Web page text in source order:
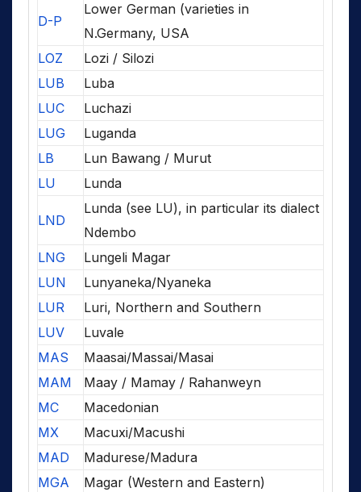
D-P
Lower German (varieties in
N.Germany, USA
LOZ
Lozi / Silozi
LUB
Luba
LUC
Luchazi
LUG
Luganda
LB
Lun Bawang / Murut
LU
Lunda
LND
Lunda (see LU), in particular its dialect
Ndembo
LNG
Lungeli Magar
LUN
Lunyaneka/Nyaneka
LUR
Luri, Northern and Southern
LUV
Luvale
MAS
Maasai/Massai/Masai
MAM
Maay / Mamay / Rahanweyn
MC
Macedonian
MX
Macuxi/Macushi
MAD
Madurese/Madura
MGA
Magar (Western and Eastern)